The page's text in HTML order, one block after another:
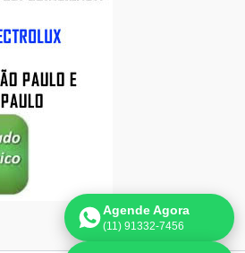
Agende Agora
(11) 91332-7456